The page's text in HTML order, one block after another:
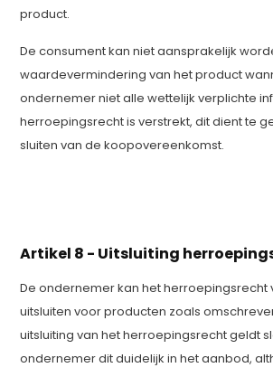
product.
De consument kan niet aansprakelijk
waardevermindering van het product
ondernemer niet alle wettelijk verplichte
herroepingsrecht is verstrekt, dit dient te
sluiten van de koopovereenkomst.
Artikel 8 - Uitsluiting
De ondernemer kan het herroepingsrecht
uitsluiten voor producten zoals
uitsluiting van het herroepingsrecht geldt
ondernemer dit duidelijk in het aanbod,